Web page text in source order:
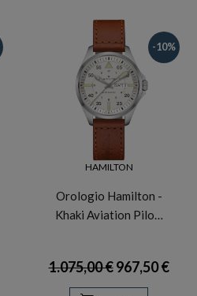
-10%
HAMILTON
Orologio Hamilton -
Khaki Aviation Pilo…
1.075,00 €967,50 €